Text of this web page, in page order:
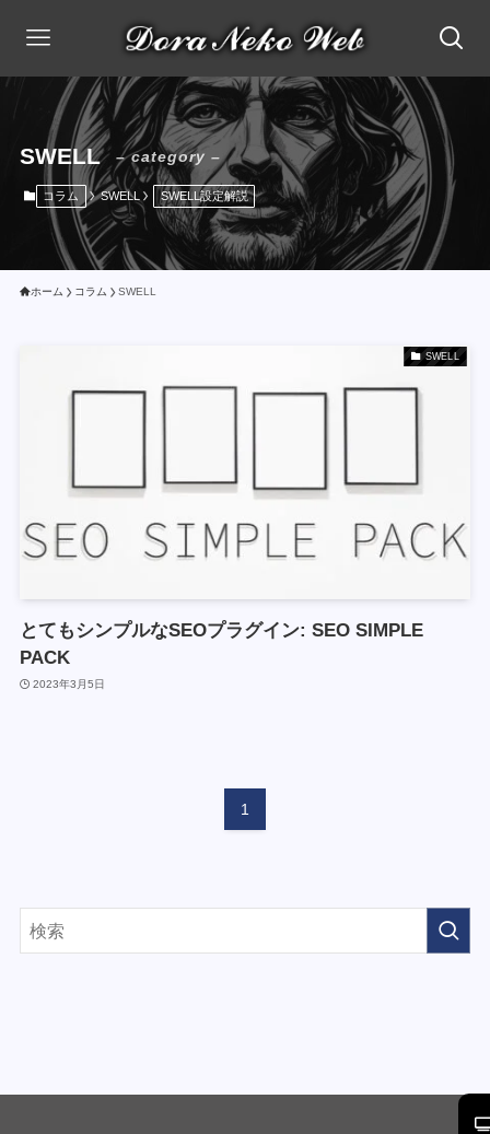
SWELL – category –
コラム SWELL SWELL設定解説
ホーム コラム SWELL
SWELL
とてもシンプルなSEOプラグイン: SEO SIMPLE
PACK
2023年3月5日
1